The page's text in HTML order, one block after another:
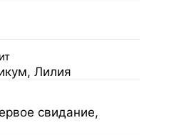
Лилия
свидание,